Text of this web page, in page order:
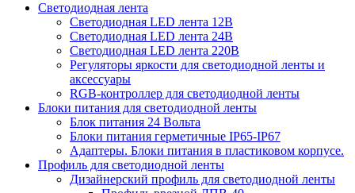
Светодиодная лента
Светодиодная LED лента 12В
Светодиодная LED лента 24В
Светодиодная LED лента 220В
Регуляторы яркости для светодиодной ленты и
аксессуары
RGB-контроллер для светодиодной ленты
Блоки питания для светодиодной ленты
Блок питания 24 Вольта
Блоки питания герметичные IP65-IP67
Адаптеры. Блоки питания в пластиковом корпусе.
Профиль для светодиодной ленты
Дизайнерский профиль для светодиодной ленты